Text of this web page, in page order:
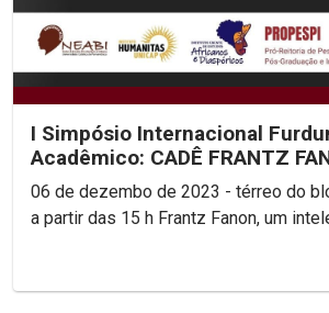
I Simpósio Internacional
Acadêmico: CADÊ FRANTZ
06 de dezembo de 2023 - térreo do
a partir das 15 h Frantz Fanon,